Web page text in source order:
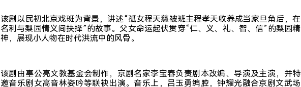
该剧以民初北京戏班为背景，讲述“孤女程天慈被班主程孝天收养成当家旦角后，在
名利与梨园情义间抉择”的故事。父女命运起伏贯穿“仁、义、礼、智、信”的梨园精
神，展现小人物在时代洪流中的风骨。
该剧由辜公亮文教基金会制作，京剧名家李宝春负责剧本改编、导演及主演，并特
邀音乐剧女高音林姿吟等联袂出演。音乐上，吕玉勇编腔，钟耀光融合京剧文武场